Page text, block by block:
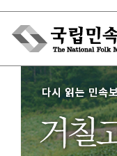
Skip
content
박물관에서는
민속이야기